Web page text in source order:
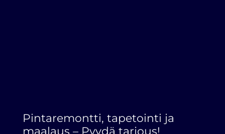
Pintaremontti, tapetointi ja
maalaus – Pyydä tarjous!